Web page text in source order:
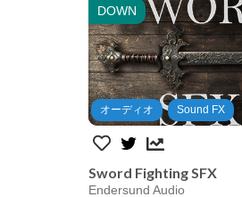
DOWN
オーディオ Sound FX
Sword Fighting SFX
Endersund Audio